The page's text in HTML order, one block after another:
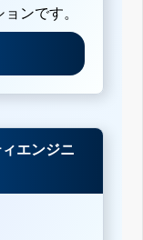
ンです。
エンジニ